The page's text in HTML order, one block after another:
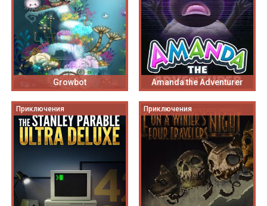
Growbot Amanda the Adventurer
Приключения Приключения